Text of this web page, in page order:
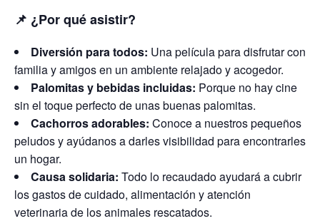
📌 ¿Por qué asistir?
Diversión para todos: Una película para disfrutar con
familia y amigos en un ambiente relajado y acogedor.
Palomitas y bebidas incluidas: Porque no hay cine
sin el toque perfecto de unas buenas palomitas.
Cachorros adorables: Conoce a nuestros pequeños
peludos y ayúdanos a darles visibilidad para encontrarles
un hogar.
Causa solidaria: Todo lo recaudado ayudará a cubrir
los gastos de cuidado, alimentación y atención
veterinaria de los animales rescatados.